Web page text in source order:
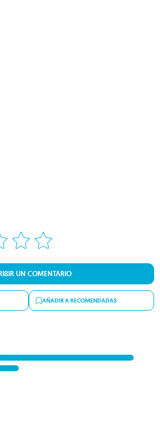
UN COMENTARIO
AÑADIR A RECOMENDADAS